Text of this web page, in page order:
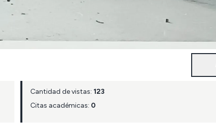
Cantidad de vistas: 123
Citas académicas: 0